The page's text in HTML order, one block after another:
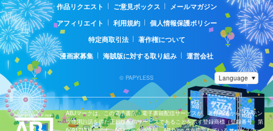
作品リクエスト
ご意見ボックス
メールマガジン
アフィリエイト
利用規約
個人情報保護ポリシー
特定商取引法
著作権について
漫画家募集
海賊版に対する取り組み 運営会社
© PAPYLESS
ABJマークは、この電子書店・電子書籍配信サービスが、著作権者からコンテン
ツ使用許諾を得た正規版配信サービスであることを示す登録商標（登録番号 第